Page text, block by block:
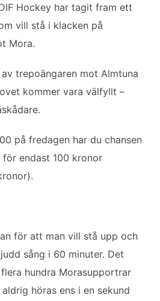
Hockey har tagit fram ett
vill stå i klacken på
Mora.
trepoängaren mot Almtuna
kommer vara välfyllt –
på fredagen har du chansen
endast 100 kronor
för att man vill stå upp och
sång i 60 minuter. Det
hundra Morasupportrar
höras ens i en sekund